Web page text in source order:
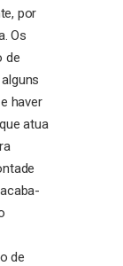
por
Os
de
haver
atua
de